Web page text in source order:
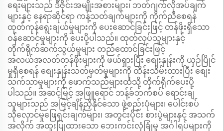
ရေးများသည် ဒီဇိုင်းအမျိုးအစားများ၊ ဘတ်ဂျက်လိုအပ်ချက်
များနှင့် နေရာဆိုင်ရာ ကန့်သတ်ချက်များကို ကိုက်ညီစေရန်
ထုတ်ကုန်ရွေးချယ်မှုများကို ပေးဆောင်ခြင်းဖြင့် တန်ဖိုးရှိသော
ဝန်ဆောင်မှုများကို ပေးပို့ပါသည်။ ထုတ်လုပ်သူများနှင့်
တိုက်ရိုက်ဆက်သွယ်မှုများ တည်ထောင်ခြင်းဖြင့်
အလယ်အလတ်တန်ဖိုးများကို ဖယ်ရှားပြီး စျေးနှုန်းကို ယှဉ်ပြိုင်
မှုရှိစေရန် စျေးနှုန်းသတ်မှတ်မှုများကို ထိန်းသိမ်းထားပြီး စျေး
သက်သာမှုများကို ဖောက်သည်များထံသို့ တိုက်ရိုက်ပေးပို့
ပါသည်။ အဆင့်မြင့် အဖြူရောင် ဘန့်ခ်ဘက်စပ် ရောင်းချ
သူများသည် အမြင့်ချိန်ညှိနိုင်သော ဖွဲ့စည်းပုံများ၊ ပေါင်းစပ်
သိုလှောင်မှုဖြေရှင်းချက်များ၊ အတွင်းပိုင်း စားပွဲများနှင့် အသက်
အလိုက် အထူးပြုထားသော ဘေးကင်းလုံခြုံမှု အင်္ဂါရပ်များကို